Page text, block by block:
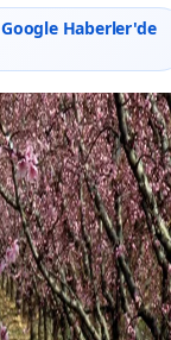
Haberler'de